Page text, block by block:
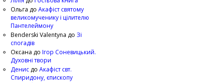
Ольга до Акафіст святому
великомученику і цілителю
Пантелеймону
Benderski Valentyna до Зі
спогадів
Оксана до Ігор Соневицький.
Духовні твори
Денис до Акафіст свт.
Спиридону, єпископу